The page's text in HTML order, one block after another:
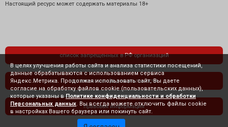
Настоящий ресурс может содержать материалы 18+
список запрещенных в РФ организаций
политика конфиденциальности
правовая информация
В целях улучшения работы сайта и анализа статистики посещений,
данные обрабатываются с использованием сервиса
Яндекс.Метрика. Продолжая использовать сайт, Вы даете
согласие на обработку файлов cookie (пользовательских данных),
которые указаны в Политике конфиденциальности и обработки
Персональных данных . Вы всегда можете отключить файлы cookie
в настройках Вашего браузера или покинуть сайт.